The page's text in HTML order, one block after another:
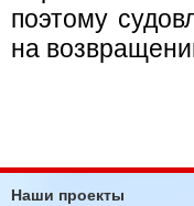
поэтому
на
Наши проекты